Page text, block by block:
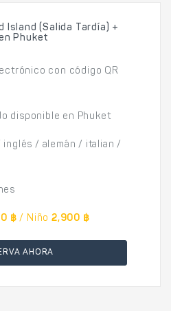
Island (Salida Tardía) +
Phuket
con código QR
disponible en Phuket
inglés / alemán / italian /
฿ / Niño 2,900 ฿
AHORA